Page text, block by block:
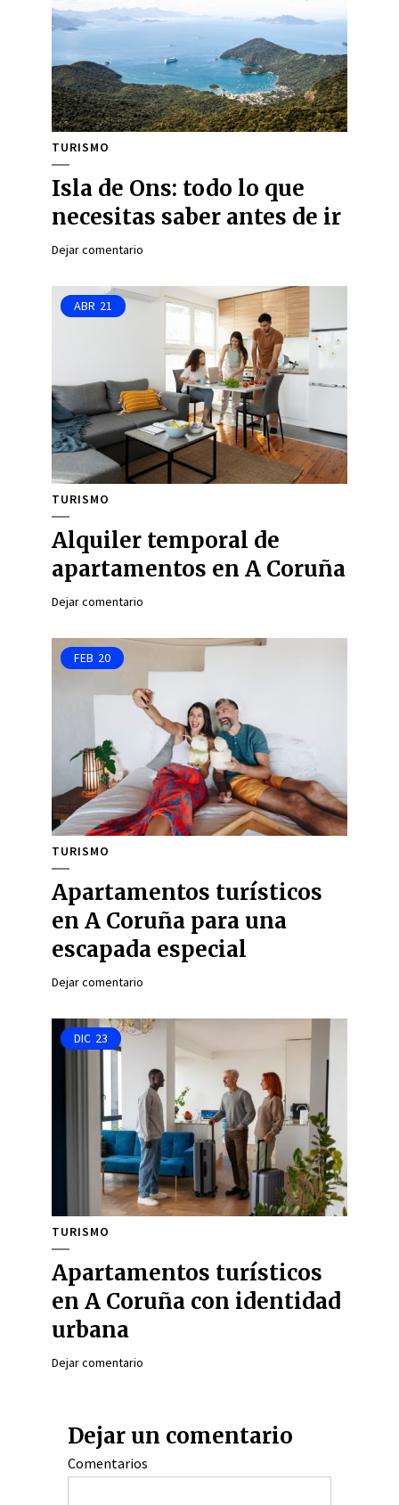
TURISMO
Isla de Ons: todo lo que
necesitas saber antes de ir
Dejar comentario
ABR 21
TURISMO
Alquiler temporal de
apartamentos en A Coruña
Dejar comentario
FEB 20
TURISMO
Apartamentos turísticos
en A Coruña para una
escapada especial
Dejar comentario
DIC 23
TURISMO
Apartamentos turísticos
en A Coruña con identidad
urbana
Dejar comentario
Dejar un comentario
Comentarios